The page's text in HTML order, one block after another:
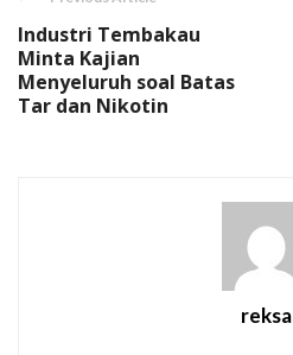
Industri Tembakau
Minta Kajian
Menyeluruh soal Batas
Tar dan Nikotin
reksa